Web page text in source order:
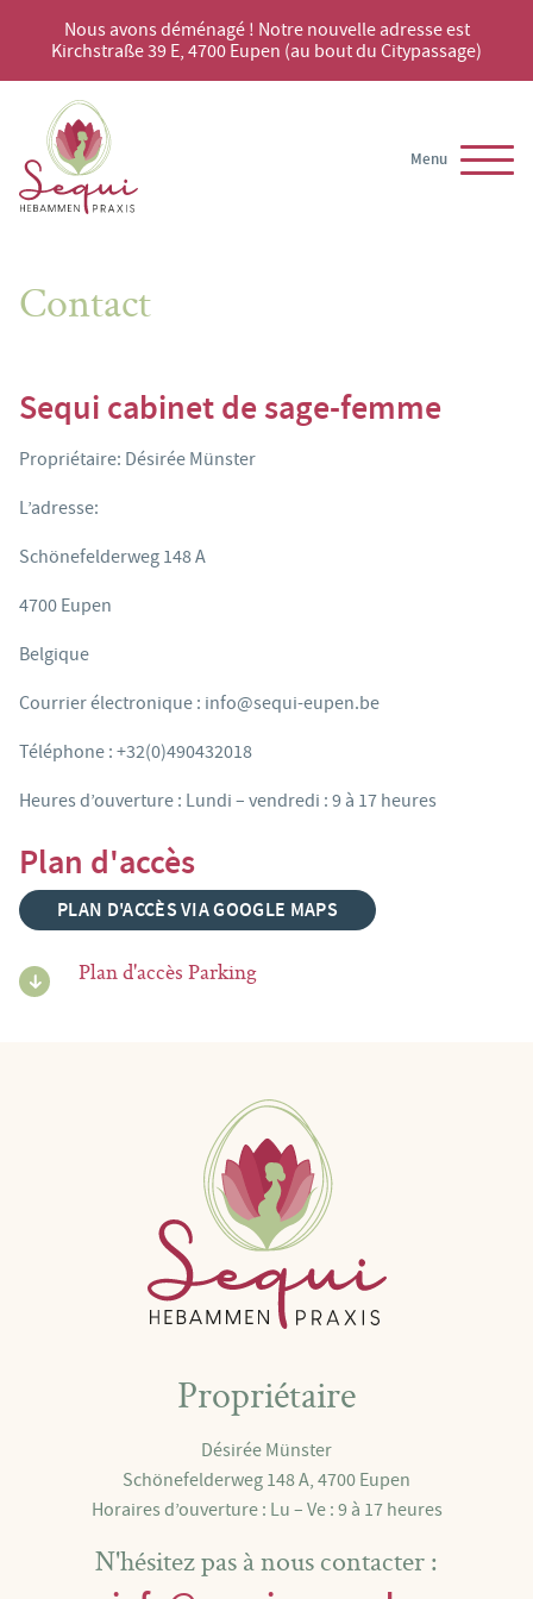
Nous avons déménagé ! Notre nouvelle adresse est
Kirchstraße 39 E, 4700 Eupen (au bout du Citypassage)
Menu
Contact
Sequi cabinet de sage-femme
Propriétaire: Désirée Münster
L’adresse:
Schönefelderweg 148 A
4700 Eupen
Belgique
Courrier électronique : info@sequi-eupen.be
Téléphone : +32(0)490432018
Heures d’ouverture : Lundi – vendredi : 9 à 17 heures
Plan d'accès
PLAN D'ACCÈS VIA GOOGLE MAPS
Plan d'accès Parking
Propriétaire
Désirée Münster
Schönefelderweg 148 A, 4700 Eupen
Horaires d’ouverture : Lu – Ve : 9 à 17 heures
N'hésitez pas à nous contacter :